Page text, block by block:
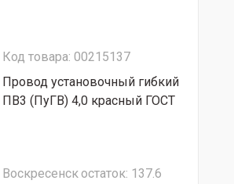
Код товара: 00215137
Провод установочный гибкий
ПВ3 (ПуГВ) 4,0 красный ГОСТ
Воскресенскостаток: 137.6